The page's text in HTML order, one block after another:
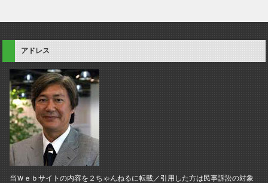
アドレス
当Ｗｅｂサイトの内容を２ちゃんねるに転載／引用した方は民事訴訟の対象